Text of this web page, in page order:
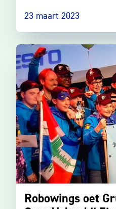
23 maart 2023
Robowings oet